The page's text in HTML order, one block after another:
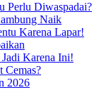
Perlu Diwaspadai?
Naik
Karena Lapar!
Karena Ini!
Cemas?
2026